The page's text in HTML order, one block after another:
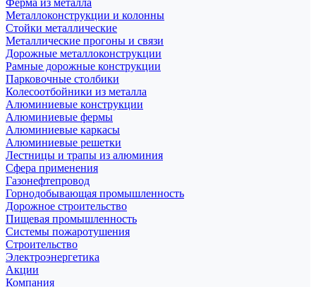
Ферма из металла
Металлоконструкции и колонны
Стойки металлические
Металлические прогоны и связи
Дорожные металлоконструкции
Рамные дорожные конструкции
Парковочные столбики
Колесоотбойники из металла
Алюминиевые конструкции
Алюминиевые фермы
Алюминиевые каркасы
Алюминиевые решетки
Лестницы и трапы из алюминия
Сфера применения
Газонефтепровод
Горнодобывающая промышленность
Дорожное строительство
Пищевая промышленность
Системы пожаротушения
Строительство
Электроэнергетика
Акции
Компания